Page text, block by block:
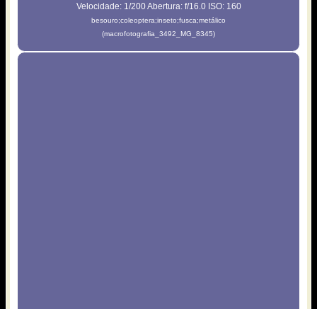
Velocidade: 1/200 Abertura: f/16.0 ISO: 160
besouro;coleoptera;inseto;fusca;metálico
(macrofotografia_3492_MG_8345)